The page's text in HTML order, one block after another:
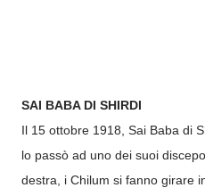
SAI BABA DI SHIRDI
Il 15 ottobre 1918, Sai Baba di
lo passò ad uno dei suoi
destra, i Chilum si fanno girare